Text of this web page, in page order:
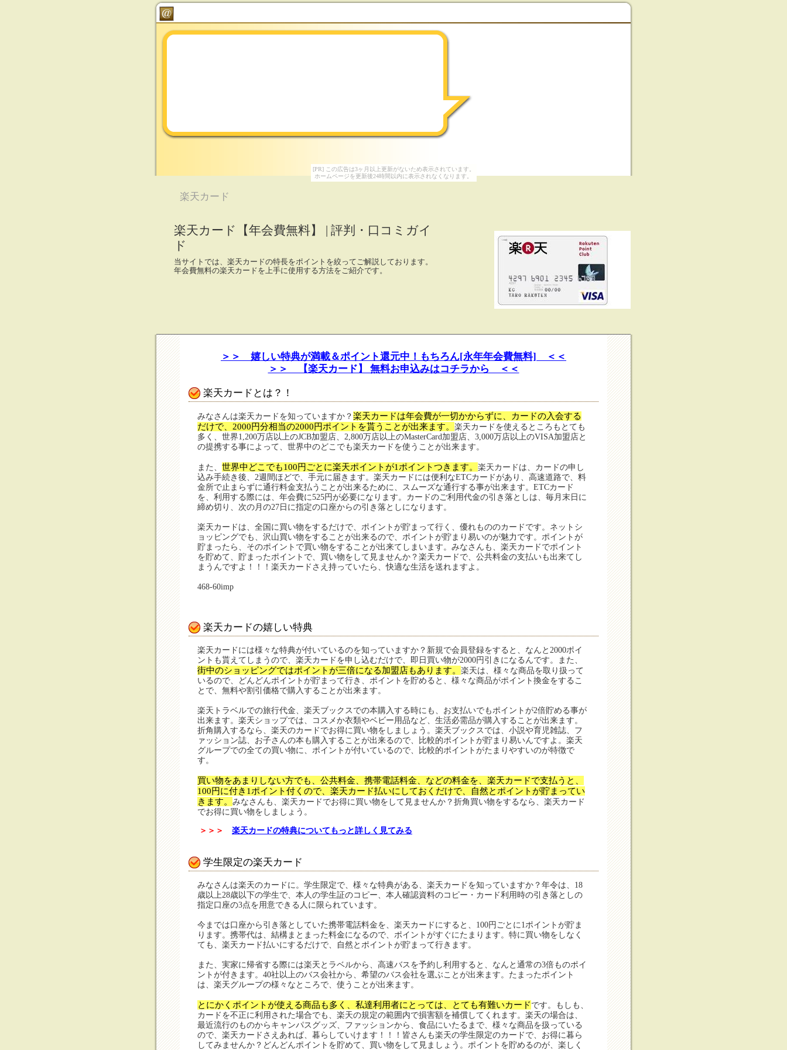
[PR] この広告は3ヶ月以上更新がないため表示されています。
ホームページを更新後24時間以内に表示されなくなります。
楽天カード
楽天カード【年会費無料】 | 評判・口コミガイ
ド
当サイトでは、楽天カードの特長をポイントを絞ってご解説しております。
年会費無料の楽天カードを上手に使用する方法をご紹介です。
＞＞ 嬉しい特典が満載＆ポイント還元中！もちろん[永年年会費無料] ＜＜
＞＞ 【楽天カード】 無料お申込みはコチラから ＜＜
楽天カードとは？！
みなさんは楽天カードを知っていますか？ 楽天カードは年会費が一切かからずに、カードの入会する
だけで、2000円分相当の2000円ポイントを貰うことが出来ます。 楽天カードを使えるところもとても
多く、世界1,200万店以上のJCB加盟店、2,800万店以上のMasterCard加盟店、3,000万店以上のVISA加盟店と
の提携する事によって、世界中のどこでも楽天カードを使うことが出来ます。
また、 世界中どこでも100円ごとに楽天ポイントが1ポイントつきます。 楽天カードは、カードの申し
込み手続き後、2週間ほどで、手元に届きます。楽天カードには便利なETCカードがあり、高速道路で、料
金所で止まらずに通行料金支払うことが出来るために、スムーズな通行する事が出来ます。ETCカード
を、利用する際には、年会費に525円が必要になります。カードのご利用代金の引き落としは、毎月末日に
締め切り、次の月の27日に指定の口座からの引き落としになります。
楽天カードは、全国に買い物をするだけで、ポイントが貯まって行く、優れもののカードです。ネットシ
ョッピングでも、沢山買い物をすることが出来るので、ポイントが貯まり易いのが魅力です。ポイントが
貯まったら、そのポイントで買い物をすることが出来てしまいます。みなさんも、楽天カードでポイント
を貯めて、貯まったポイントで、買い物をして見ませんか？楽天カードで、公共料金の支払いも出来てし
まうんですよ！！！楽天カードさえ持っていたら、快適な生活を送れますよ。
468-60imp
楽天カードの嬉しい特典
楽天カードには様々な特典が付いているのを知っていますか？新規で会員登録をすると、なんと2000ポイ
ントも貰えてしまうので、楽天カードを申し込むだけで、即日買い物が2000円引きになるんです。また、
街中のショッピングではポイントが三倍になる加盟店もあります。 楽天は、様々な商品を取り扱って
いるので、どんどんポイントが貯まって行き、ポイントを貯めると、様々な商品がポイント換金をするこ
とで、無料や割引価格で購入することが出来ます。
楽天トラベルでの旅行代金、楽天ブックスでの本購入する時にも、お支払いでもポイントが2倍貯める事が
出来ます。楽天ショップでは、コスメか衣類やベビー用品など、生活必需品が購入することが出来ます。
折角購入するなら、楽天のカードでお得に買い物をしましょう。楽天ブックスでは、小説や育児雑誌、フ
ァッション誌、お子さんの本も購入することが出来るので、比較的ポイントが貯まり易いんですよ。楽天
グループでの全ての買い物に、ポイントが付いているので、比較的ポイントがたまりやすいのが特徴で
す。
買い物をあまりしない方でも、公共料金、携帯電話料金、などの料金を、楽天カードで支払うと、
100円に付き1ポイント付くので、楽天カード払いにしておくだけで、自然とポイントが貯まってい
きます。 みなさんも、楽天カードでお得に買い物をして見ませんか？折角買い物をするなら、楽天カード
でお得に買い物をしましょう。
＞＞＞ 楽天カードの特典についてもっと詳しく見てみる
学生限定の楽天カード
みなさんは楽天のカードに。学生限定で、様々な特典がある、楽天カードを知っていますか？年令は、18
歳以上28歳以下の学生で、本人の学生証のコピー、本人確認資料のコピー・カード利用時の引き落としの
指定口座の3点を用意できる人に限られています。
今までは口座から引き落としていた携帯電話料金を、楽天カードにすると、100円ごとに1ポイントが貯ま
ります。携帯代は、結構まとまった料金になるので、ポイントがすぐにたまります。特に買い物をしなく
ても、楽天カード払いにするだけで、自然とポイントが貯まって行きます。
また、実家に帰省する際には楽天とラベルから、高速バスを予約し利用すると、なんと通常の3倍ものポイ
ントが付きます。40社以上のバス会社から、希望のバス会社を選ぶことが出来ます。たまったポイント
は、楽天グループの様々なところで、使うことが出来ます。
とにかくポイントが使える商品も多く、私達利用者にとっては、とても有難いカード です。もしも、
カードを不正に利用された場合でも、楽天の規定の範囲内で損害額を補償してくれます。楽天の場合は、
最近流行のものからキャンパスグッズ、ファッションから、食品にいたるまで、様々な商品を扱っている
ので、楽天カードさえあれば、暮らしていけます！！！皆さんも楽天の学生限定のカードで、お得に暮ら
してみませんか？どんどんポイントを貯めて、買い物をして見ましょう。ポイントを貯めるのが、楽しく